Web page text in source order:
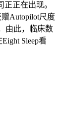
正在出现。
Autopilot尺度
由此，临床数
Sleep看